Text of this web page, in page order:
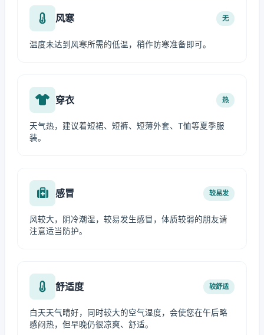
风寒 无
温度未达到风寒所需的低温，稍作防寒准备即可。
穿衣 热
天气热，建议着短裙、短裤、短薄外套、T恤等夏季服
装。
感冒 较易发
风较大，阴冷潮湿，较易发生感冒，体质较弱的朋友请
注意适当防护。
舒适度 较舒适
白天天气晴好，同时较大的空气湿度，会使您在午后略
感闷热，但早晚仍很凉爽、舒适。